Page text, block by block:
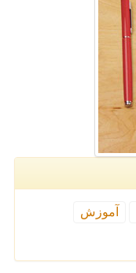
آموزش